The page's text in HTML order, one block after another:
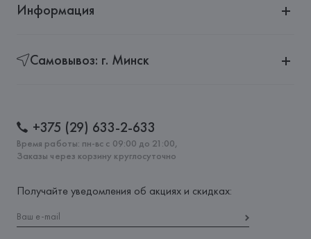
Информация
Самовывоз: г. Минск
+375 (29) 633-2-633
Время работы: пн-вс с 09:00 до 21:00,
Заказы через корзину круглосуточно
Получайте уведомления об акциях и скидках: